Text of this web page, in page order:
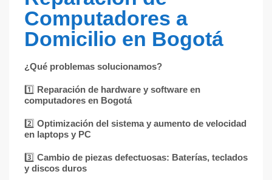
Computadores a
Domicilio en Bogotá
¿Qué problemas solucionamos?
1️⃣ Reparación de hardware y software en
computadores en Bogotá
2️⃣ Optimización del sistema y aumento de velocidad
en laptops y PC
3️⃣ Cambio de piezas defectuosas: Baterías, teclados
y discos duros